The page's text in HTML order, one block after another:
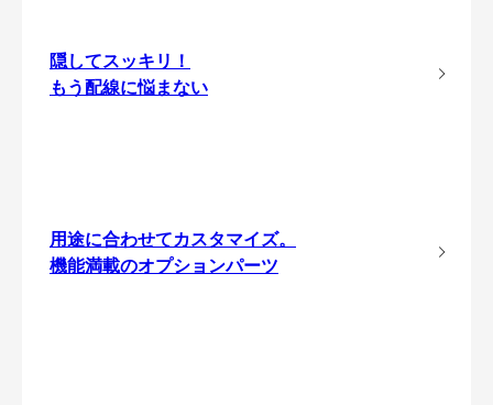
隠してスッキリ！
もう配線に悩まない
用途に合わせてカスタマイズ。
機能満載のオプションパーツ